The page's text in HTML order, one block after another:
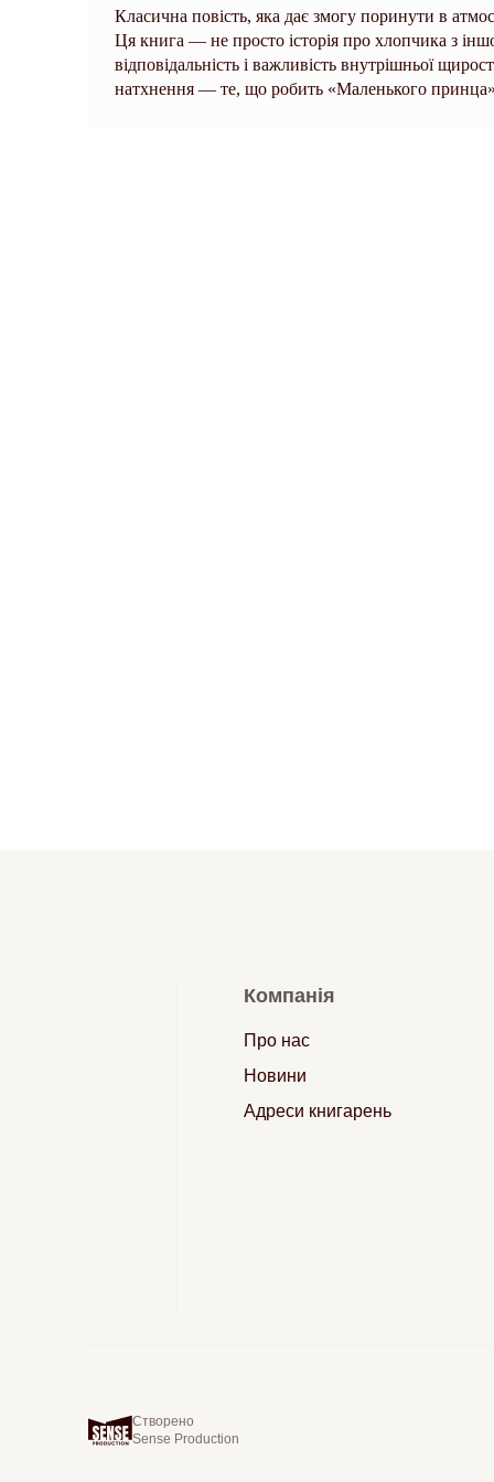
Класична повість, яка дає змогу поринути в
Ця книга — не просто історія про хлопчика з
відповідальність і важливість внутрішньої
натхнення — те, що робить «Маленького
Компанія
Про нас
Новини
Адреси книгарень
Створено
Sense Production